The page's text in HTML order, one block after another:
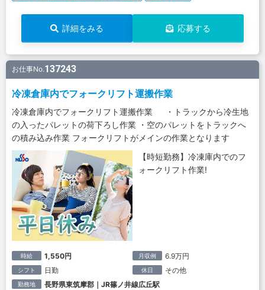
詳細をみる 応募する
お仕事No.137243
冷凍倉庫内でフォークリフト運搬作業
冷凍倉庫内でフォークリフト運搬作業 ・トラックから冷生地
の入ったパレットの荷下ろし作業 ・空のパレットをトラックへ
の積み込み作業 フォークリフトがメインの作業となります
【時短勤務】冷凍庫内でのフ
ォークリフト作業!
時給 1,550円 月収例 6.9万円
シフト 日勤 休日 その他
勤務地 長野県東筑摩郡｜JR篠ノ井線広丘駅